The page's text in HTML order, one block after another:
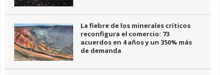
La fiebre de los minerales críticos
reconfigura el comercio: 73
acuerdos en 4 años y un 350% más
de demanda